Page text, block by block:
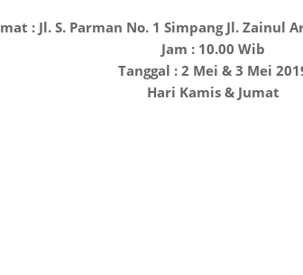
: Jl. S. Parman No. 1 Simpang Jl. Zainul
Jam : 10.00 Wib
Tanggal : 2 Mei & 3 Mei
Hari Kamis & Jumat